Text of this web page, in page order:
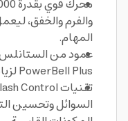
والفرم والخفق،
المهام.
عمود من
PowerBell Plus لزيادة مساحة المزج وتحسين القوام.
السوائل وتحسين